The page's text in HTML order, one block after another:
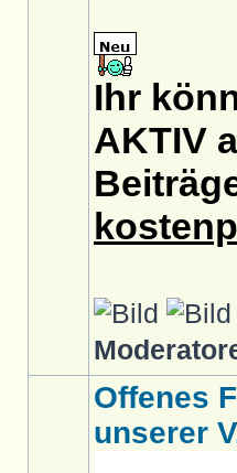
Ihr
AKTIV
Offenes
unserer